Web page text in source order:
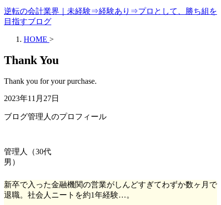
逆転の会計業界｜未経験⇒経験あり⇒プロとして、勝ち組を
目指すブログ
HOME >
Thank You
Thank you for your purchase.
2023年11月27日
ブログ管理人のプロフィール
管理人（30代
男）
新卒で入った金融機関の営業がしんどすぎてわずか数ヶ月で
退職。社会人ニートを約1年経験…。